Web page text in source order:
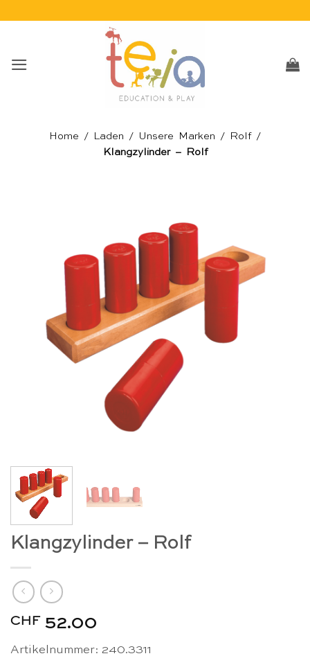
Home / Laden / Unsere Marken / Rolf/
Klangzylinder – Rolf
Klangzylinder – Rolf
CHF 52.00
Artikelnummer: 240.3311